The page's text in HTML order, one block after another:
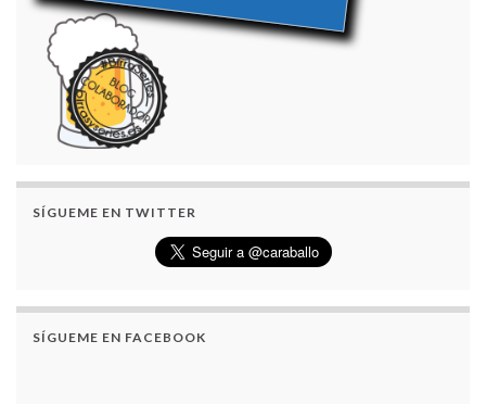
SÍGUEME EN TWITTER
SÍGUEME EN FACEBOOK